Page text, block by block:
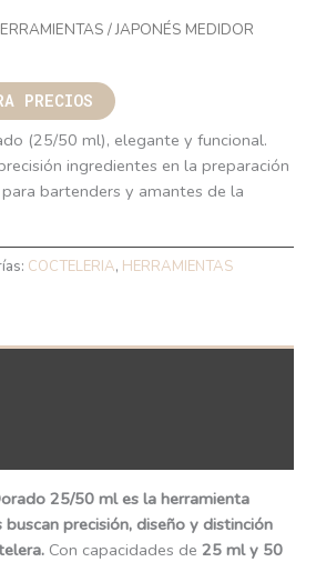
/ JAPONÉS MEDIDOR
PRECIOS
(25/50 ml), elegante y funcional.
ingredientes en la preparación
bartenders y amantes de la
COCTELERIA, HERRAMIENTAS
25/50 ml es la herramienta
precisión, diseño y distinción
Con capacidades de 25 ml y 50